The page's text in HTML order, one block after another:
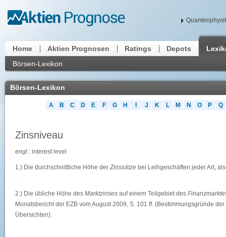
Home Aktien Prognosen Ratings Depots
Börsen-Lexikon
Börsen-Lexikon
A B C D E F G H J K L M N O P Q
Zinsniveau
engl.: interest level
1.) Die durchschnittliche Höhe der Zinssätze bei Leihgeschäften jeder Art,
.
2.) Die übliche Höhe des Marktzinses auf einem Teilgebiet des
Monatsbericht der EZB vom August 2009, S. 101 ff. (Bestimmungsgründe
Übersichten).